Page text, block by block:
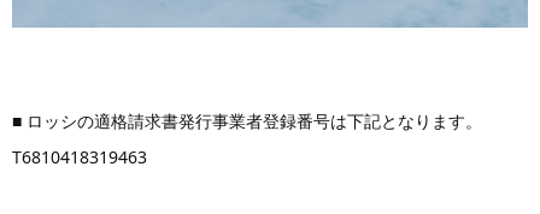
■ ロッシの適格請求書発行事業者登録番号は下記となります。
T6810418319463